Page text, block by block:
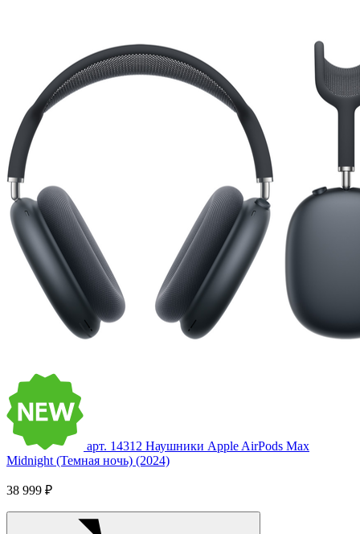
арт. 14312 Наушники Apple AirPods Max
Midnight (Темная ночь) (2024)
38 999 ₽